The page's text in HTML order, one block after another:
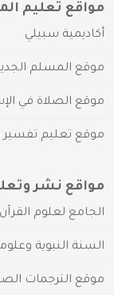
مواقع تعليم
أكاديمية سبيلي
موقع المسلم
موقع الصلاة في
موقع تعليم تفسير
مواقع نشر
الجامع لعلوم
السنة النبوية
موقع الترجمات